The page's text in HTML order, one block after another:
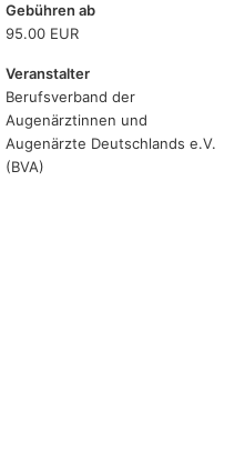
Gebühren ab
95.00 EUR
Veranstalter
Berufsverband der
Augenärztinnen und
Augenärzte Deutschlands e.V.
(BVA)